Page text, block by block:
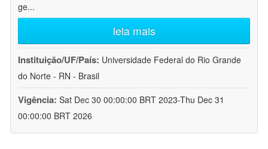
ge...
leia mais
Instituição/UF/País: Universidade Federal do Rio Grande
do Norte - RN - Brasil
Vigência: Sat Dec 30 00:00:00 BRT 2023-Thu Dec 31
00:00:00 BRT 2026